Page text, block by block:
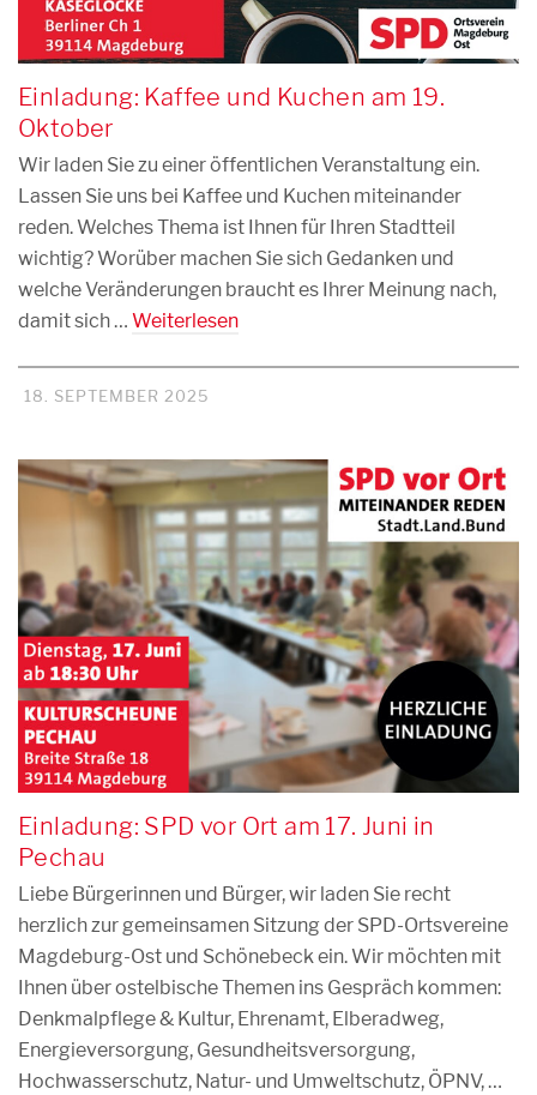
Einladung: Kaffee und Kuchen am 19.
Oktober
Wir laden Sie zu einer öffentlichen Veranstaltung ein.
Lassen Sie uns bei Kaffee und Kuchen miteinander
reden. Welches Thema ist Ihnen für Ihren Stadtteil
wichtig? Worüber machen Sie sich Gedanken und
welche Veränderungen braucht es Ihrer Meinung nach,
damit sich … Weiterlesen
18. SEPTEMBER 2025
Einladung: SPD vor Ort am 17. Juni in
Pechau
Liebe Bürgerinnen und Bürger, wir laden Sie recht
herzlich zur gemeinsamen Sitzung der SPD-Ortsvereine
Magdeburg-Ost und Schönebeck ein. Wir möchten mit
Ihnen über ostelbische Themen ins Gespräch kommen:
Denkmalpflege & Kultur, Ehrenamt, Elberadweg,
Energieversorgung, Gesundheitsversorgung,
Hochwasserschutz, Natur- und Umweltschutz, ÖPNV, …